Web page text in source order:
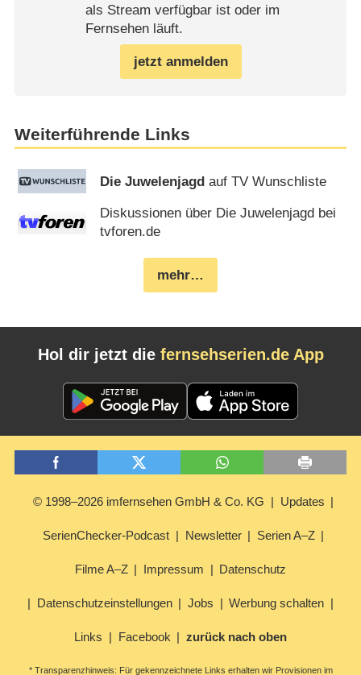
als Stream verfügbar ist oder im
Fernsehen läuft.
jetzt anmelden
Weiterführende Links
Die Juwelenjagd auf TV Wunschliste
Diskussionen über Die Juwelenjagd bei
tvforen.de
mehr…
Hol dir jetzt die fernsehserien.de App
© 1998–2026 imfernsehen GmbH & Co. KG Updates
SerienChecker-Podcast Newsletter Serien A–Z
Filme A–Z Impressum Datenschutz
Datenschutzeinstellungen Jobs Werbung schalten
Links Facebook zurück nach oben
* Transparenzhinweis: Für gekennzeichnete Links erhalten wir Provisionen im